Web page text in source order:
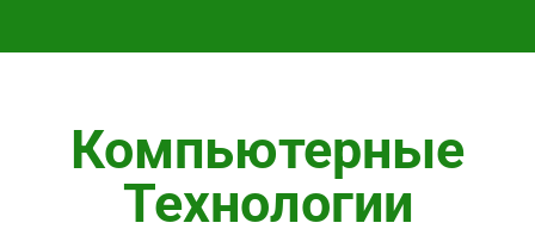
Компьютерные
Технологии